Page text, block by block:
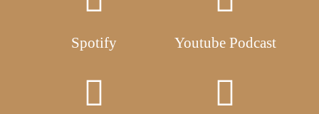
Spotify Youtube Podcast